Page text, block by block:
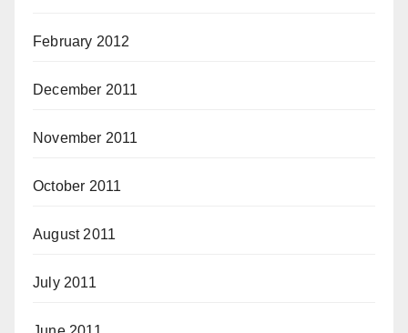
February 2012
December 2011
November 2011
October 2011
August 2011
July 2011